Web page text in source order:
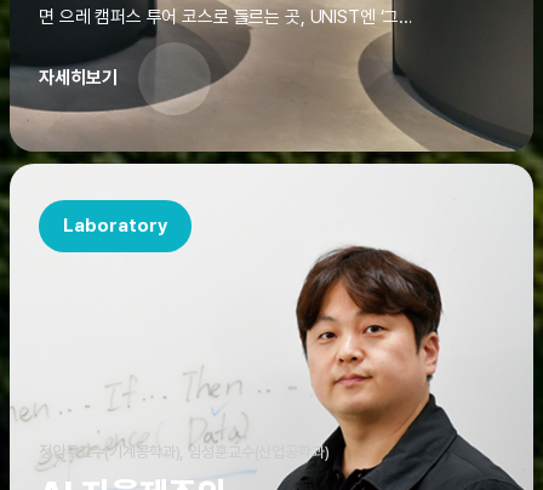
면 으레 캠퍼스 투어 코스로 들르는 곳, UNIST엔 ‘그
것’이 없었다. 학교 탐방을 왔던 고등학생도, 자녀를 방
문하러 온 학부모도 빈손으로 돌려보내야 했던 아쉬움
을 달래줄 공간이 ‘유니크 스토어(UNIQUE
STORE)’라는 이름으로 지난해 11월 문을 열었다.
자세히보기
Laboratory
정임두교수(기계공학과), 임성훈교수(산업공학과)